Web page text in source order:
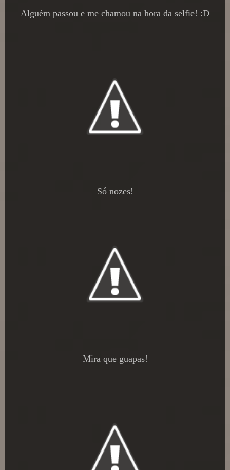
Alguém passou e me chamou na hora da selfie! :D
Só nozes!
Mira que guapas!